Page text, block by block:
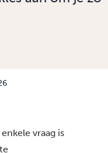
vraag is